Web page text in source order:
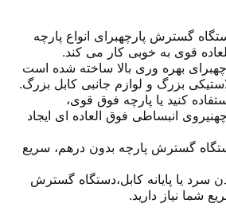
گسترش پارچهبرای انواع پارچه
قوی به خوبی کار می کند.
برای بهره وری بالا ساخته شده است
بزرگ و لوازم جانبی کابل بزرگ.
کنید یا پارچه فوق قوی،
نیروی انبساطی فوق العاده ای ایجاد
گسترش پارچه ‬ بدون درهم، سریع
یا پایانه کابل،دستگاه گسترش
شما نیاز دارید.